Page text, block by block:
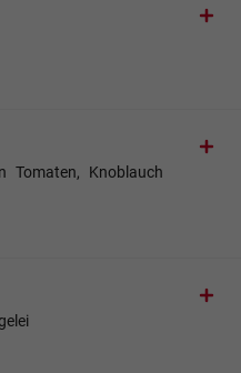
Tomaten, Knoblauch